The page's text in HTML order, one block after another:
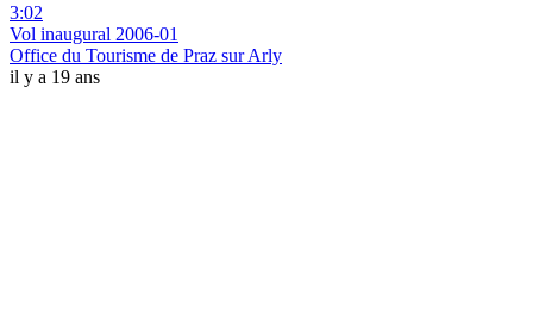
3:02
Vol inaugural 2006-01
Office du Tourisme de Praz sur Arly
il y a 19 ans